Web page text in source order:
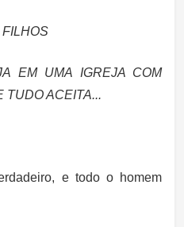
FILHOS
EM UMA IGREJA COM
TUDO ACEITA...
e todo o homem